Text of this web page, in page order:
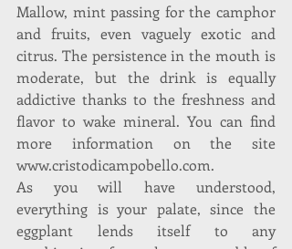
Mallow, mint passing for the camphor
and fruits, even vaguely exotic and
citrus. The persistence in the mouth is
moderate, but the drink is equally
addictive thanks to the freshness and
flavor to wake mineral. You can find
more information on the site
www.cristodicampobello.com.
As you will have understood,
everything is your palate, since the
eggplant lends itself to any